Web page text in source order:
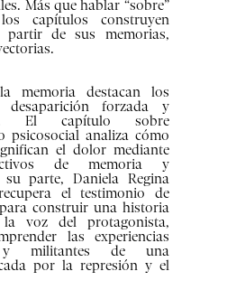
Más que hablar “sobre”
capítulos construyen
partir de sus memorias,
memoria destacan los
desaparición forzada y
El capítulo sobre
psicosocial analiza cómo
el dolor mediante
de memoria y
su parte, Daniela Regina
el testimonio de
construir una historia
la voz del protagonista,
las experiencias
y militantes de una
por la represión y el